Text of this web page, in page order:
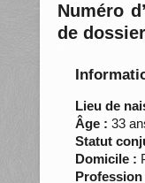
Numéro
de
Lieu de
Âge : 33
Statut
Domicile :
Profession